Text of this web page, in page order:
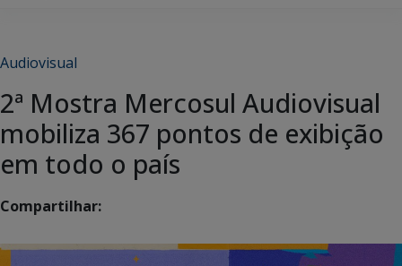
Audiovisual
2ª Mostra Mercosul Audiovisual
mobiliza 367 pontos de exibição
em todo o país
Compartilhar: